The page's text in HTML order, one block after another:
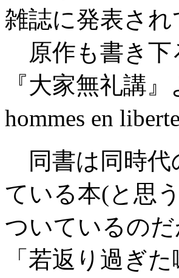
雑誌に発表さ
原作も書き下
『大家無礼講
hommes en
同書は同時代
ている本(と思
ついているの
「若返り過ぎ